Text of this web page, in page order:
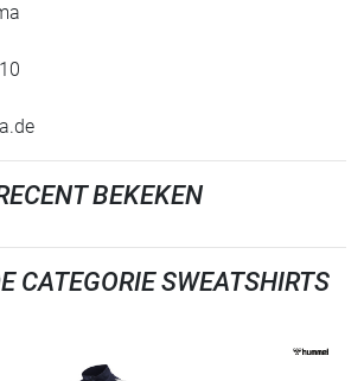
BEKEKEN
CATEGORIE SWEATSHIRTS